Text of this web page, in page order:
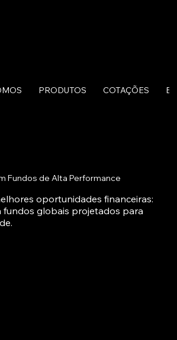
PRODUTOS COTAÇÕES
Fundos de Alta Performance
oportunidades financeiras:
fundos globais projetados para